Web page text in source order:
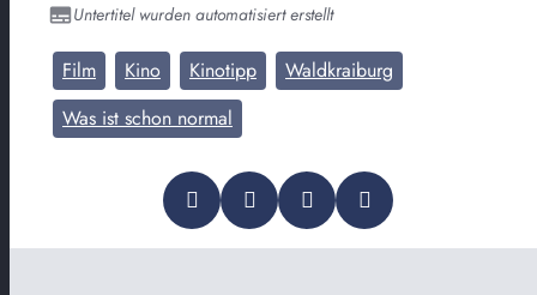
Untertitel wurden automatisiert erstellt
Film Kino Kinotipp
Waldkraiburg
Was ist schon normal